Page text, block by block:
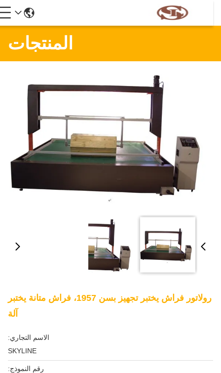
المنتجات
رولاتور فراش يختبر تجهيز بسن 1957، فراش متانة يختبر
آلة
الاسم التجاري:
SKYLINE
رقم النموذج: